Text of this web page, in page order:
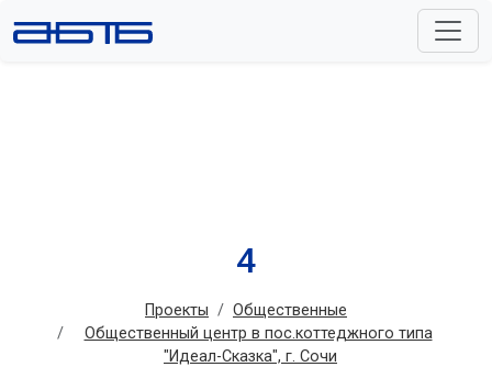
4
Проекты
Общественные
Общественный центр в пос.коттеджного типа
"Идеал-Сказка", г. Сочи